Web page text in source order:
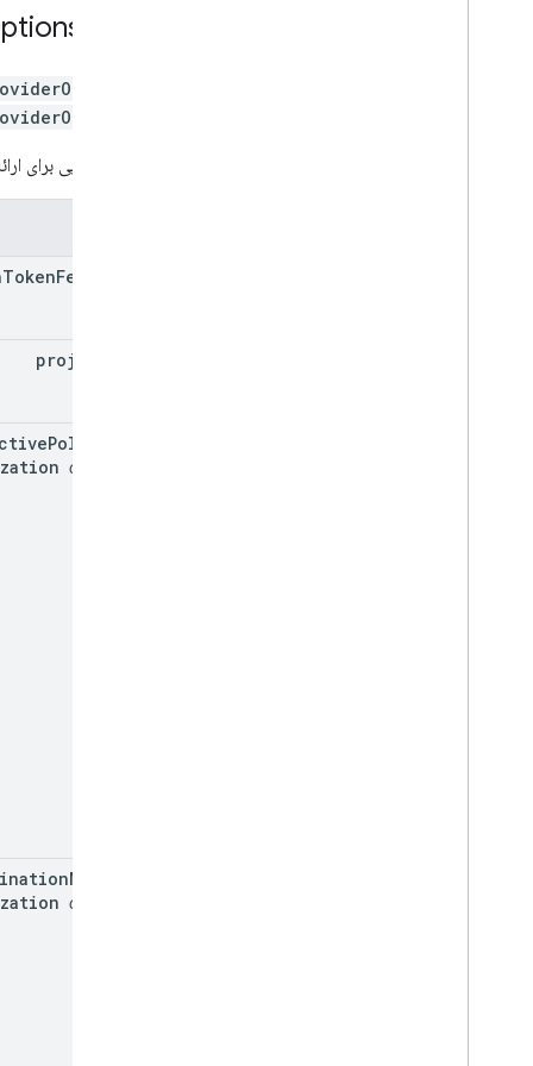
گزینه هایی برای
TokenFetcher
project
Polyline
optional
Marker
optional